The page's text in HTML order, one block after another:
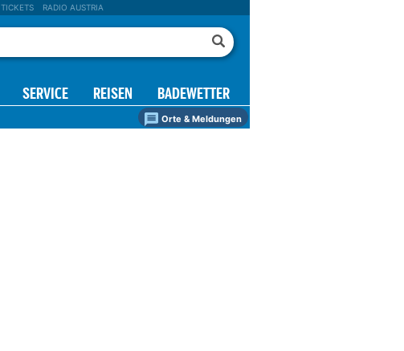
TICKETS RADIO AUSTRIA
SERVICE REISEN BADEWETTER
Orte & Meldungen